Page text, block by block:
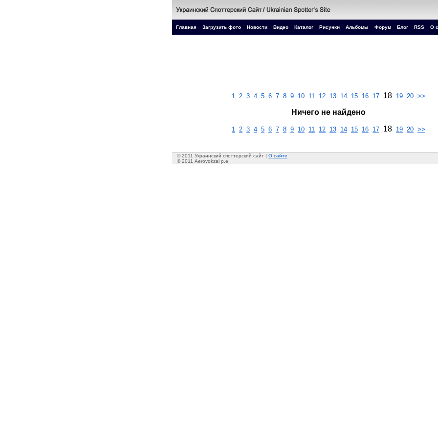
Главная Загрузить фото Новости Видео Каталог Рисунки Альбомы Форум Блог RSS О
1 2 3 4 5 6 7 8 9 10 11 12 13 14 15 16 17 18 19 20 >>
Ничего не найдено
1 2 3 4 5 6 7 8 9 10 11 12 13 14 15 16 17 18 19 20 >>
© 2011 Украинский споттерский сайт | О сайте
© 2011 Aerovokzal p.e.